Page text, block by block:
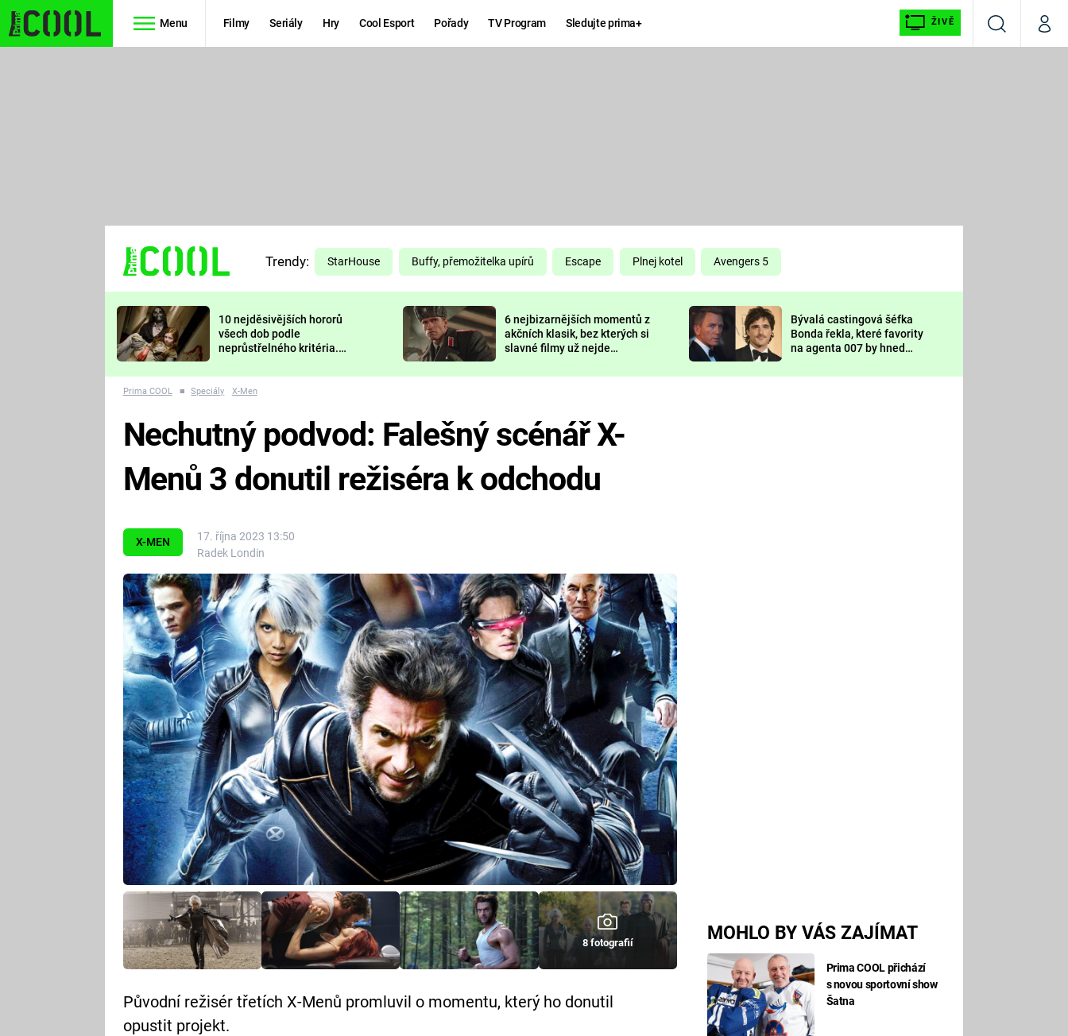
Menu Filmy Seriály Hry Cool Esport Pořady TV Program Sledujte prima+ ŽIVĚ
VyhledáváníMůj
TŘESKU
FUTURAMA
PREDÁTOR
DELIVERANCE
KOMEDIE
CHUCK
NORRIS
DEADPOOL
Prima LAJK
Sledujte nás
Trendy: StarHouse Buffy, přemožitelka upírů Escape Plnej kotel Avengers 5
10 nejděsivějších hororů
všech dob podle
neprůstřelného kritéria.
nejvíc zvednou tep?
6 nejbizarnějších momentů z
akčních klasik, bez kterých si
slavné filmy už nejde
Bývalá castingová šéfka
Bonda řekla, které favority
na agenta 007 by hned
Prima COOL ■ Speciály X-Men
X-MEN
17. října 2023 13:50
Radek Londin
MOHLO BY VÁS ZAJÍMAT
Prima COOL přichází
s novou sportovní show
Šatna
Nechutný podvod: Falešný scénář X-
Menů 3 donutil režiséra k odchodu
8 fotografií
Původní režisér třetích X-Menů promluvil o momentu, který ho donutil
opustit projekt.